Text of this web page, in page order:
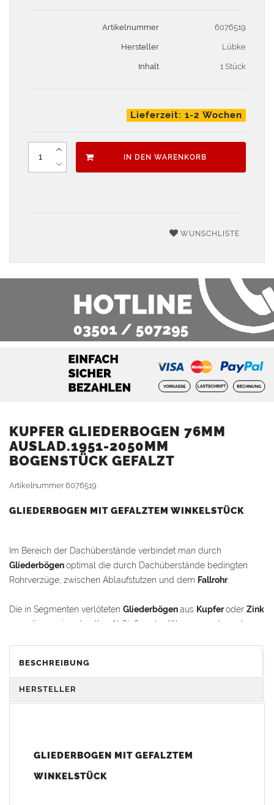
Artikelnummer 6076519
Hersteller Lübke
Inhalt 1 Stück
Lieferzeit: 1-2 Wochen
IN DEN WARENKORB
WUNSCHLISTE
KUPFER GLIEDERBOGEN 76MM
AUSLAD.1951-2050MM
BOGENSTÜCK GEFALZT
Artikelnummer6076519
GLIEDERBOGEN MIT GEFALZTEM WINKELSTÜCK
Im Bereich der Dachüberstände verbindet man durch
Gliederbögenoptimal die durch Dachüberstände bedingten
Rohrverzüge, zwischen Ablaufstutzen und dem Fallrohr.
Die in Segmenten verlöteten Gliederbögenaus Kupferoder Zink
garantieren ein schnelles Abfließen des Wassers und werden
Gliederbogenwird mit einem gefalztem Standard-
Winkelstück geliefert. Auf Wunsch kann das Winkelstück auch
BESCHREIBUNG
HERSTELLER
GLIEDERBOGEN MIT GEFALZTEM
WINKELSTÜCK